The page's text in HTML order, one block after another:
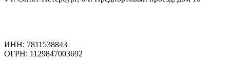
ИНН: 7811538843
ОГРН: 1129847003692